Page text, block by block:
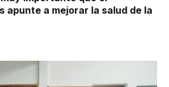
apunte a mejorar la salud de la